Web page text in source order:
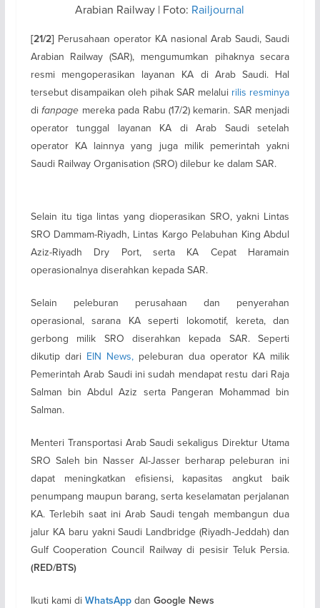
Arabian Railway | Foto: Railjournal
[21/2] Perusahaan operator KA nasional Arab Saudi, Saudi
Arabian Railway (SAR), mengumumkan pihaknya secara
resmi mengoperasikan layanan KA di Arab Saudi. Hal
tersebut disampaikan oleh pihak SAR melalui rilis resminya
difanpage mereka pada Rabu (17/2) kemarin. SAR menjadi
operator tunggal layanan KA di Arab Saudi setelah
operator KA lainnya yang juga milik pemerintah yakni
Saudi Railway Organisation (SRO) dilebur ke dalam SAR.
Selain itu tiga lintas yang dioperasikan SRO, yakni Lintas
SRO Dammam-Riyadh, Lintas Kargo Pelabuhan King Abdul
Aziz-Riyadh Dry Port, serta KA Cepat Haramain
operasionalnya diserahkan kepada SAR.
Selain peleburan perusahaan dan penyerahan
operasional, sarana KA seperti lokomotif, kereta, dan
gerbong milik SRO diserahkan kepada SAR. Seperti
dikutip dari EIN News,peleburan dua operator KA milik
Pemerintah Arab Saudi ini sudah mendapat restu dari Raja
Salman bin Abdul Aziz serta Pangeran Mohammad bin
Salman.
Menteri Transportasi Arab Saudi sekaligus Direktur Utama
SRO Saleh bin Nasser Al-Jasser berharap peleburan ini
dapat meningkatkan efisiensi, kapasitas angkut baik
penumpang maupun barang, serta keselamatan perjalanan
KA. Terlebih saat ini Arab Saudi tengah membangun dua
jalur KA baru yakni Saudi Landbridge (Riyadh-Jeddah) dan
Gulf Cooperation Council Railway di pesisir Teluk Persia.
(RED/BTS)
Ikuti kami di WhatsAppdan Google News